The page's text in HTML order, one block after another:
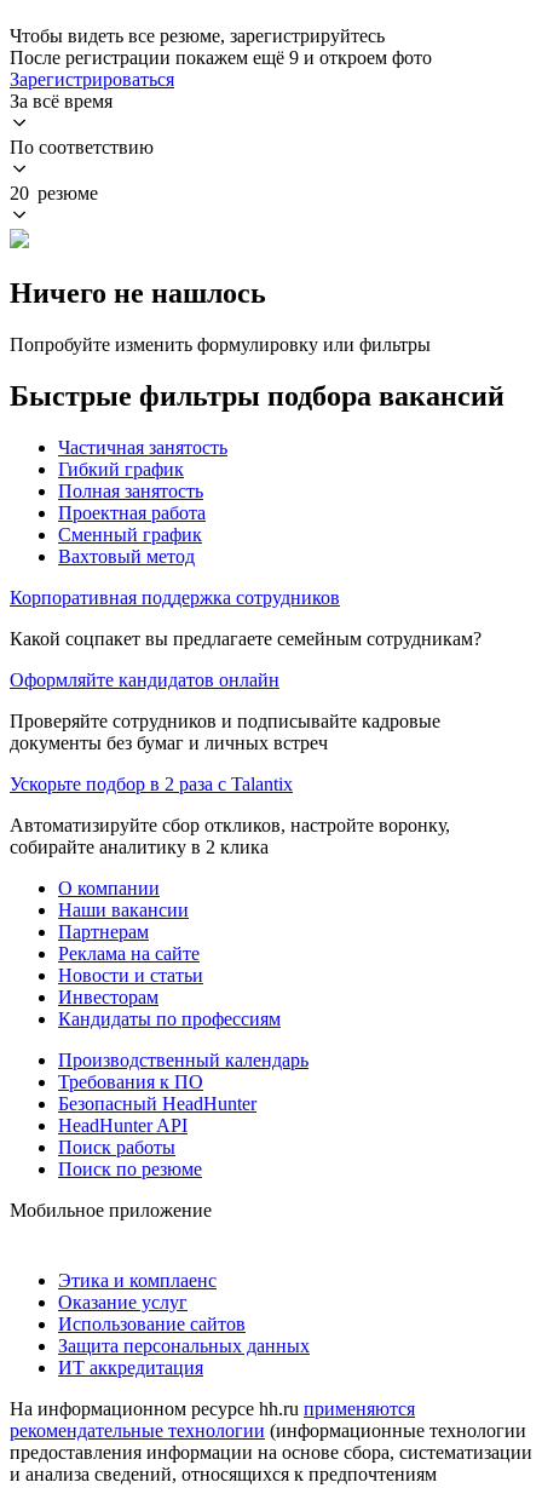
Чтобы видеть все резюме, зарегистрируйтесь
После регистрации покажем ещё 9 и откроем фото
Зарегистрироваться
За всё время
По соответствию
20 резюме
Ничего не нашлось
Попробуйте изменить формулировку или фильтры
Быстрые фильтры подбора вакансий
Частичная занятость
Гибкий график
Полная занятость
Проектная работа
Сменный график
Вахтовый метод
Корпоративная поддержка сотрудников
Какой соцпакет вы предлагаете семейным сотрудникам?
Оформляйте кандидатов онлайн
Проверяйте сотрудников и подписывайте кадровые
документы без бумаг и личных встреч
Ускорьте подбор в 2 раза с Talantix
Автоматизируйте сбор откликов, настройте воронку,
собирайте аналитику в 2 клика
О компании
Наши вакансии
Партнерам
Реклама на сайте
Новости и статьи
Инвесторам
Кандидаты по профессиям
Производственный календарь
Требования к ПО
Безопасный HeadHunter
HeadHunter API
Поиск работы
Поиск по резюме
Мобильное приложение
Этика и комплаенс
Оказание услуг
Использование сайтов
Защита персональных данных
ИТ аккредитация
На информационном ресурсе hh.ru применяются
рекомендательные технологии (информационные технологии
предоставления информации на основе сбора, систематизации
и анализа сведений, относящихся к предпочтениям